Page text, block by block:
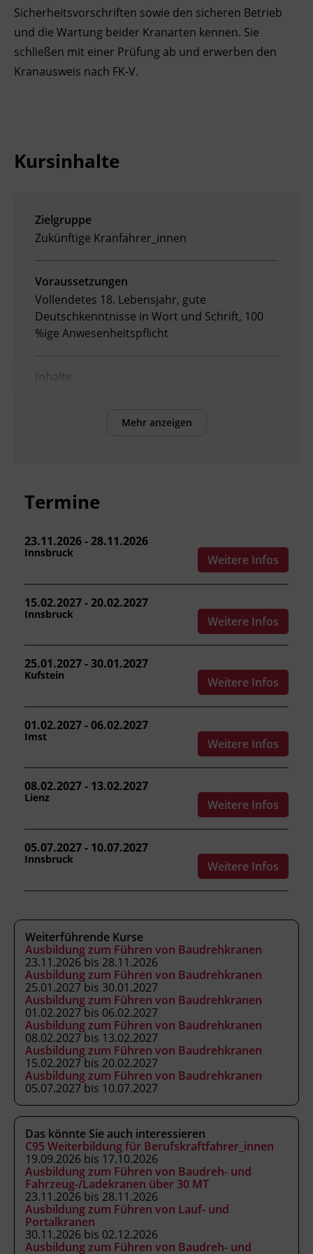
Deutsch und Integration
Akademisches Studienzentrum
BFI Reutte
BFI Schwaz
Sicherheitsvorschriften sowie den sicheren Betrieb
und die Wartung beider Kranarten kennen. Sie
schließen mit einer Prüfung ab und erwerben den
Kranausweis nach FK-V.
Kursinhalte
Zielgruppe
Zukünftige Kranfahrer_innen
Voraussetzungen
Vollendetes 18. Lebensjahr, gute
Deutschkenntnisse in Wort und Schrift, 100
%ige Anwesenheitspflicht
Inhalte
die Grundlagen von Mechanik, Hydraulik
Masse und Schwerpunkt einer Last
bestimmen.
Lasttabelle und Lastdiagramm lesen und
Trage- und Lastaufnahmemittel
auswählen und Lasten richtig
anschlagen.
die Verständigungsmöglichkeiten beim
Kranbetrieb einsetzen.
Aufbau und Besonderheiten von
Baudreh- und Fahrzeugkranen
beschreiben.
Wartungsarbeiten sowie Sicht- und
Funktionsprüfungen durchführen und
Kursformat
Präsenzunterricht
Leitung
Abschluss
Kranausweis nach FK-V
Abschlussinformation
Kranausweis nach FK-V und
Kursbesuchsbestätigung.Unterrichtet nach
Anhang 3 der Fachkenntnisnachweis-
Verordnung (BGBl. II Nr. 13/2007 in der
Ausbildungseinrichtung gemäß § 63
ArbeitnehmerInnenschutzgesetz (BGBl. Nr.
450/1994 in der geltenden Fassung).
Hinweis
Mitzubringen: Taschenrechner
Mehr anzeigen
Termine
23.11.2026 - 28.11.2026
Innsbruck Weitere Infos
15.02.2027 - 20.02.2027
Innsbruck Weitere Infos
25.01.2027 - 30.01.2027
Kufstein Weitere Infos
01.02.2027 - 06.02.2027
Imst Weitere Infos
08.02.2027 - 13.02.2027
Lienz Weitere Infos
05.07.2027 - 10.07.2027
Innsbruck Weitere Infos
Weiterführende Kurse
Ausbildung zum Führen von Baudrehkranen
23.11.2026 bis 28.11.2026
Ausbildung zum Führen von Baudrehkranen
25.01.2027 bis 30.01.2027
Ausbildung zum Führen von Baudrehkranen
01.02.2027 bis 06.02.2027
Ausbildung zum Führen von Baudrehkranen
08.02.2027 bis 13.02.2027
Ausbildung zum Führen von Baudrehkranen
15.02.2027 bis 20.02.2027
Ausbildung zum Führen von Baudrehkranen
05.07.2027 bis 10.07.2027
Das könnte Sie auch interessieren
C95 Weiterbildung für Berufskraftfahrer_innen
19.09.2026 bis 17.10.2026
Ausbildung zum Führen von Baudreh- und
Fahrzeug-/Ladekranen über 30 MT
23.11.2026 bis 28.11.2026
Ausbildung zum Führen von Lauf- und
Portalkranen
30.11.2026 bis 02.12.2026
Ausbildung zum Führen von Baudreh- und